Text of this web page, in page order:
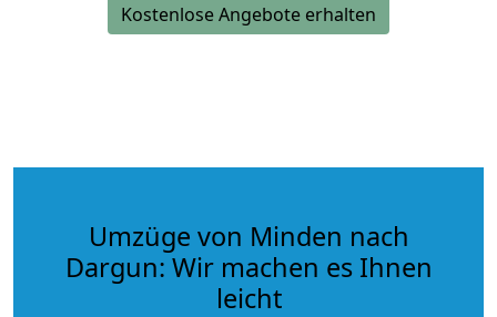
Kostenlose Angebote erhalten
Umzüge von Minden nach
Dargun: Wir machen es Ihnen
leicht